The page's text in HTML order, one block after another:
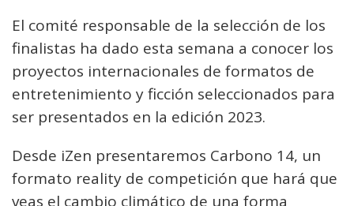
El comité responsable de la selección de los
finalistas ha dado esta semana a conocer los
proyectos internacionales de formatos de
entretenimiento y ficción seleccionados para
ser presentados en la edición 2023.
Desde iZen presentaremos Carbono 14, un
formato reality de competición que hará que
veas el cambio climático de una forma